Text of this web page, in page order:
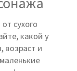
сухого
какой у
возраст и